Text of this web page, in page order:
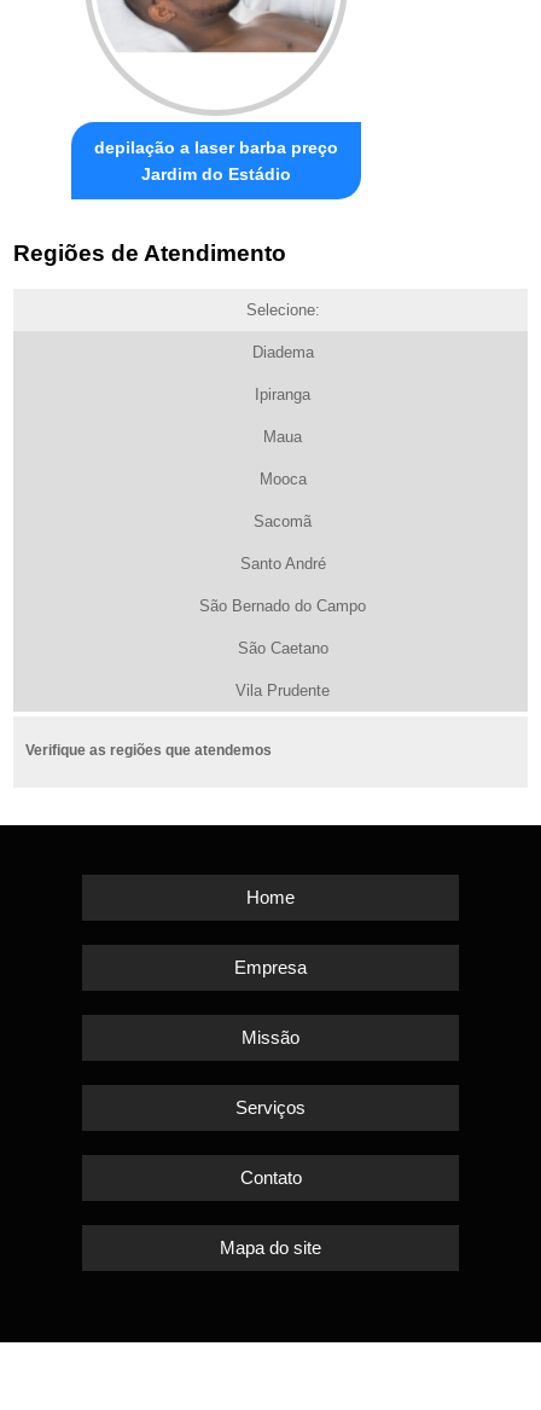
depilação a laser barba preço
Jardim do Estádio
Regiões de Atendimento
Selecione:
Diadema
Ipiranga
Maua
Mooca
Sacomã
Santo André
São Bernado do Campo
São Caetano
Vila Prudente
Verifique as regiões que atendemos
Home
Empresa
Missão
Serviços
Contato
Mapa do site